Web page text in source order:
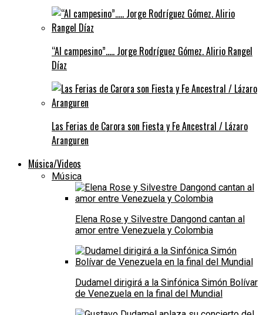
“Al campesino”….. Jorge Rodríguez Gómez. Alirio Rangel
Díaz
Las Ferias de Carora son Fiesta y Fe Ancestral / Lázaro
Aranguren
Música/Videos
Música
Elena Rose y Silvestre Dangond cantan al
amor entre Venezuela y Colombia
Dudamel dirigirá a la Sinfónica Simón Bolívar
de Venezuela en la final del Mundial